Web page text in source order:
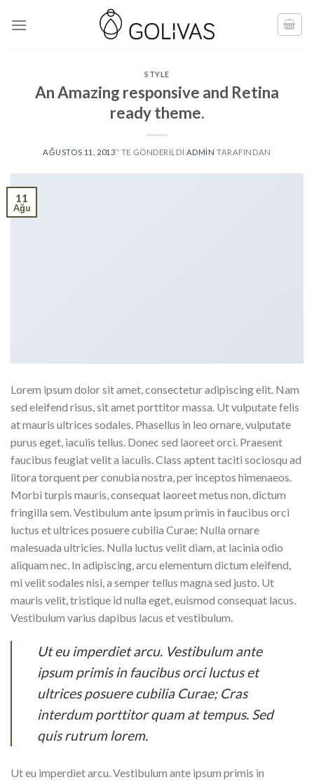
STYLE
An Amazing responsive and Retina
ready theme.
AĞUSTOS 11, 2013’' TE GÖNDERILDI ADMIN TARAFINDAN
11
Ağu
Lorem ipsum dolor sit amet, consectetur adipiscing elit. Nam
sed eleifend risus, sit amet porttitor massa. Ut vulputate felis
at mauris ultrices sodales. Phasellus in leo ornare, vulputate
purus eget, iaculis tellus. Donec sed laoreet orci. Praesent
faucibus feugiat velit a iaculis. Class aptent taciti sociosqu ad
litora torquent per conubia nostra, per inceptos himenaeos.
Morbi turpis mauris, consequat laoreet metus non, dictum
fringilla sem. Vestibulum ante ipsum primis in faucibus orci
luctus et ultrices posuere cubilia Curae; Nulla ornare
malesuada ultricies. Nulla luctus velit diam, at lacinia odio
aliquam nec. In adipiscing, arcu elementum dictum eleifend,
mi velit sodales nisi, a semper tellus magna sed justo. Ut
mauris velit, tristique id nulla eget, euismod consequat lacus.
Vestibulum varius dapibus lacus et vestibulum.
Ut eu imperdiet arcu. Vestibulum ante
ipsum primis in faucibus orci luctus et
ultrices posuere cubilia Curae; Cras
interdum porttitor quam at tempus. Sed
quis rutrum lorem.
Ut eu imperdiet arcu. Vestibulum ante ipsum primis in